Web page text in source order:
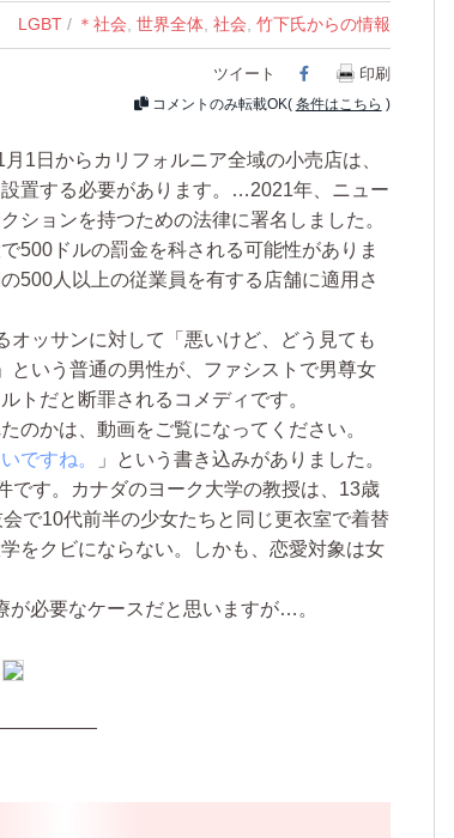
LGBT/ ＊社会 世界全体, 社会 竹下氏からの情報
ツイート Facebook
印刷
コメントのみ転載OK( 条件はこちら )
1日からカリフォルニア全域の小売店は、
置する必要があります。…2021年、ニュー
ションを持つための法律に署名しました。
500ドルの罰金を科される可能性がありま
500人以上の従業員を有する店舗に適用さ
ッサンに対して「悪いけど、どう見ても
という普通の男性が、ファシストで男尊女
トだと断罪されるコメディです。
かは、動画をご覧になってください。
ですね。
」という書き込みがありました。
です。カナダのヨーク大学の教授は、13歳
で10代前半の少女たちと同じ更衣室で着替
をクビにならない。しかも、恋愛対象は女
必要なケースだと思いますが…。